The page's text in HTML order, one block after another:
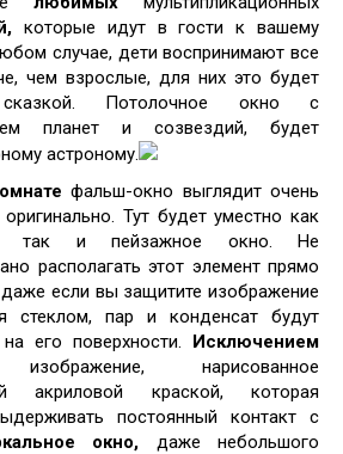
которые идут в гости к вашему
случае, дети воспринимают все
чем взрослые, для них это будет
Потолочное окно с
планет и созвездий, будет
астроному.
фальш-окно выглядит очень
Тут будет уместно как
так и пейзажное окно. Не
располагать этот элемент прямо
если вы защитите изображение
стеклом, пар и конденсат будут
его поверхности. Исключением
изображение, нарисованное
акриловой краской, которая
постоянный контакт с
окно, даже небольшого